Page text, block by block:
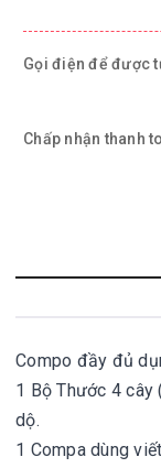
Gọi điện để được
Chấp nhận thanh
Compo đầy đủ
1 Bộ Thước 4
dộ.
1 Compa dùng